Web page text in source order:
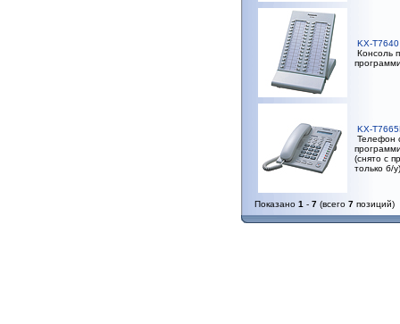
KX-T7640
Консоль
KX-
Телефон
(снято с
только б/у)
Показано 1 - 7 (всего 7 позиций)